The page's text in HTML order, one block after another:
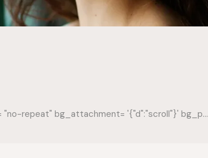
repeat" bg_attachment= '{"d":"scroll"}' bg_p...